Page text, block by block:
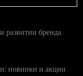
бренда
новинки и акции